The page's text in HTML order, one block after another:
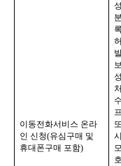
이동전화서비스 온라
인 신청(유심구매 및
휴대폰구매 포함)
보
처
시
호